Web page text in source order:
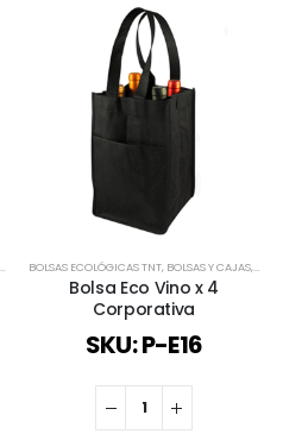
ESPECIAL FIESTAS PATRIAS,REGALOS FIESTAS PATRIAS
BOLSAS ECOLÓGICAS TNT, BOLSAS Y CAJAS,
Bolsa Eco Vino x 4
Corporativa
SKU: P-E16